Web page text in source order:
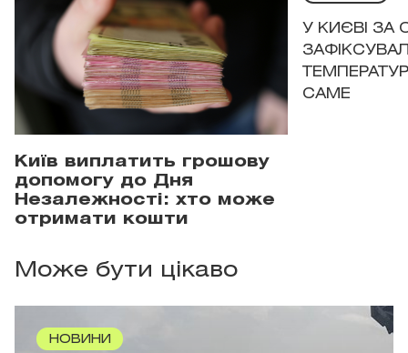
Київ виплатить грошову
допомогу до Дня
Незалежності: хто може
отримати кошти
У КИЄВІ ЗА
САМЕ
Може бути цікаво
НОВИНИ